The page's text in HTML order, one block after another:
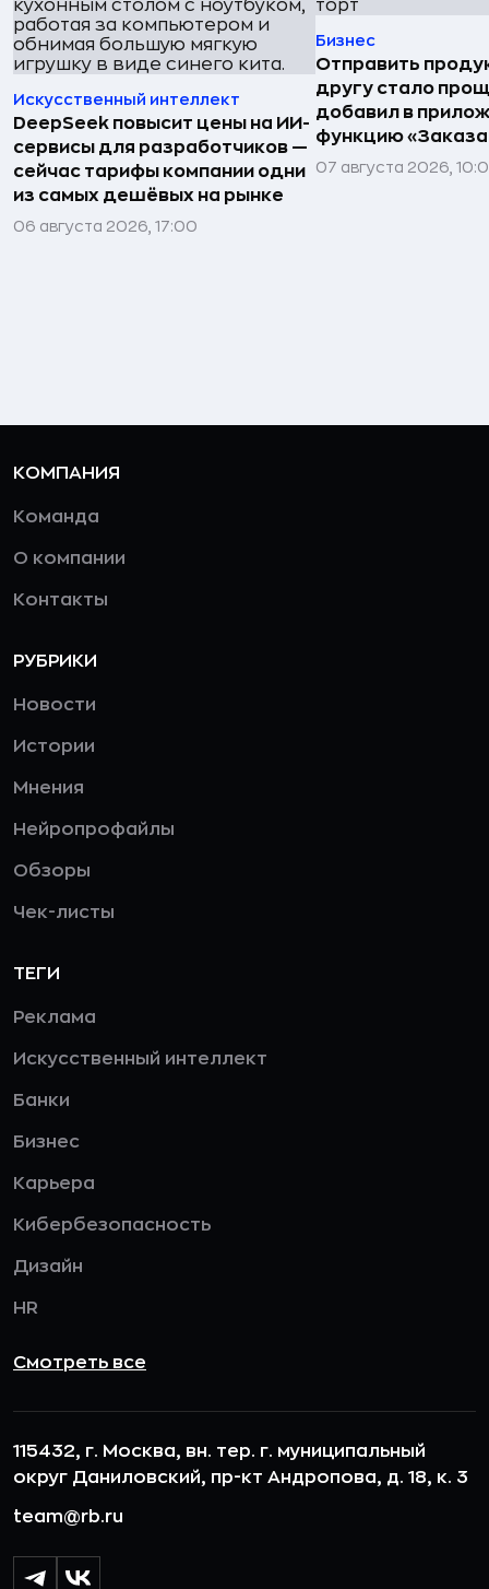
Искусственный интеллект
DeepSeek повысит цены на ИИ-
сервисы для разработчиков —
сейчас тарифы компании одни
из самых дешёвых на рынке
06 августа 2026, 17:00
Бизнес
Отправить
другу стало
добавил в
функцию
07 августа 2026,
КОМПАНИЯ
Команда
О компании
Контакты
РУБРИКИ
Новости
Истории
Мнения
Нейропрофайлы
Обзоры
Чек-листы
ТЕГИ
Реклама
Искусственный интеллект
Банки
Бизнес
Карьера
Кибербезопасность
Дизайн
HR
Смотреть все
115432, г. Москва, вн. тер. г. муниципальный
округ Даниловский, пр-кт Андропова, д. 18, к. 3
team@rb.ru